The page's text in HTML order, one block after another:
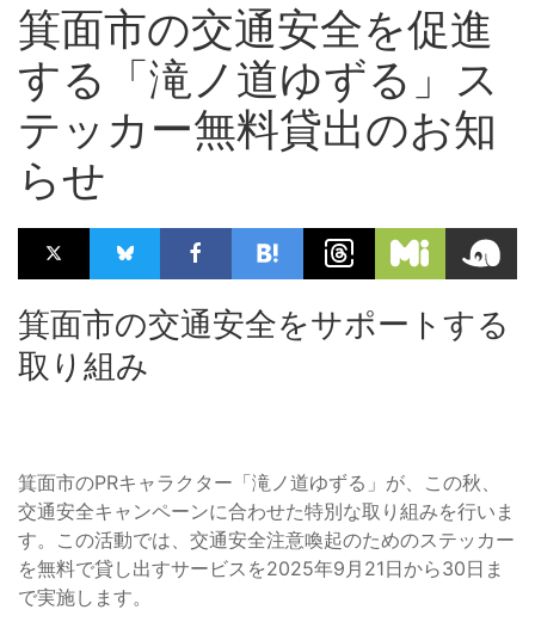
箕面市の交通安全を促進
する「滝ノ道ゆずる」ス
テッカー無料貸出のお知
らせ
箕面市の交通安全をサポートする
取り組み
箕面市のPRキャラクター「滝ノ道ゆずる」が、この秋、
交通安全キャンペーンに合わせた特別な取り組みを行いま
す。この活動では、交通安全注意喚起のためのステッカー
を無料で貸し出すサービスを2025年9月21日から30日ま
で実施します。